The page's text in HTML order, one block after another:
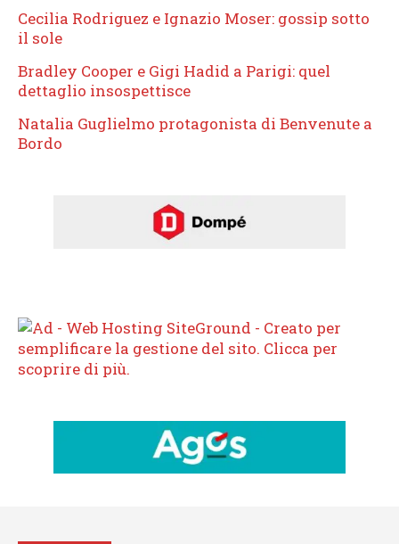
Cecilia Rodriguez e Ignazio Moser: gossip sotto
il sole
Bradley Cooper e Gigi Hadid a Parigi: quel
dettaglio insospettisce
Natalia Guglielmo protagonista di Benvenute a
Bordo